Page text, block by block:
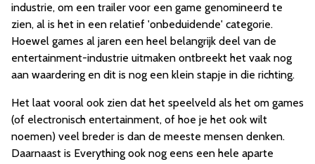
industrie, om een trailer voor een game genomineerd te
zien, al is het in een relatief 'onbeduidende' categorie.
Hoewel games al jaren een heel belangrijk deel van de
entertainment-industrie uitmaken ontbreekt het vaak nog
aan waardering en dit is nog een klein stapje in die richting.
Het laat vooral ook zien dat het speelveld als het om games
(of electronisch entertainment, of hoe je het ook wilt
noemen) veel breder is dan de meeste mensen denken.
Daarnaast is Everything ook nog eens een hele aparte